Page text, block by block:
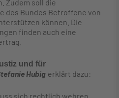
Zudem soll die
des Bundes Betroffene von
können. Die
finden auch eine
und für
Hubig erklärt dazu:
sich rechtlich wehren